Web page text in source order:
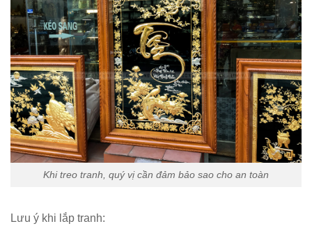
Khi treo tranh, quý vị cần đảm bảo sao cho an toàn
Lưu ý khi lắp tranh: